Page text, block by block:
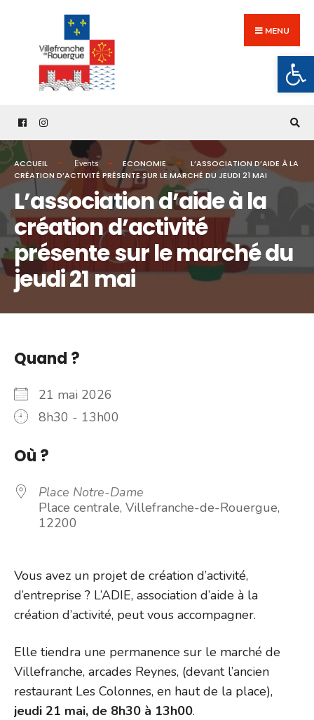
content
MENU
ACCUEIL Events ECONOMIE
L’ASSOCIATION D’AIDE À LA
CRÉATION D’ACTIVITÉ PRÉSENTE SUR LE MARCHÉ DU JEUDI 21 MAI
L’association d’aide à la
création d’activité
présente sur le marché du
jeudi 21 mai
Quand ?
21 mai 2026
8h30 - 13h00
Où ?
Place Notre-Dame
Place centrale, Villefranche-de-Rouergue,
12200
Vous avez un projet de création d’activité,
d’entreprise ? L’ADIE, association d’aide à la
création d’activité, peut vous accompagner.
Elle tiendra une permanence sur le marché de
Villefranche, arcades Reynes, (devant l’ancien
restaurant Les Colonnes, en haut de la place),
jeudi 21 mai, de 8h30 à 13h00.